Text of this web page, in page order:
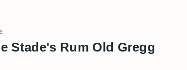
Stade's Rum Old Gregg